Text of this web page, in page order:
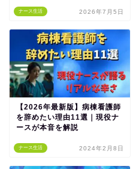
ナース生活 2026年7月5日
ナース生活
【2026年最新版】病棟看護師
を辞めたい理由11選｜現役ナ
ースが本音を解説
2024年2月8日